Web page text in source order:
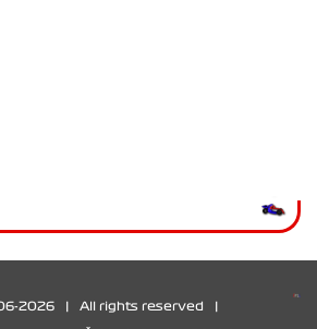
2026 All rights reserved